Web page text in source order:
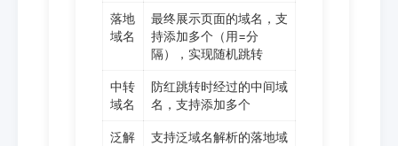
落地
域名
最终展示页面的域名，支
持添加多个（用=分
隔），实现随机跳转
中转
域名
防红跳转时经过的中间域
名，支持添加多个
泛解
支持泛域名解析的落地域